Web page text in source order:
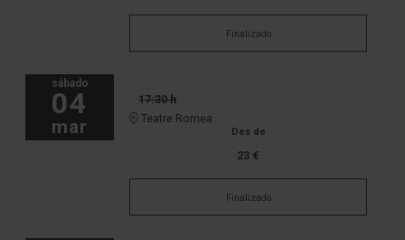
Finalizado
sábado
04
mar
17:30 h
Teatre Romea
Des de
23 €
Finalizado